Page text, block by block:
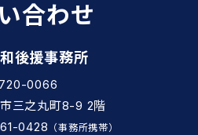
合わせ
後援事務所
0066
三之丸町8-9 2階
0428 （事務所携帯）